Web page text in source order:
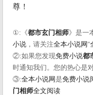
尊！
①:《都市玄门相师》是一
小说 ，请关注全本小说网“
②:如果您发现免费小说都
时通知我们。您的热心是
③:全本小说网是免费小说
门相师全文阅读